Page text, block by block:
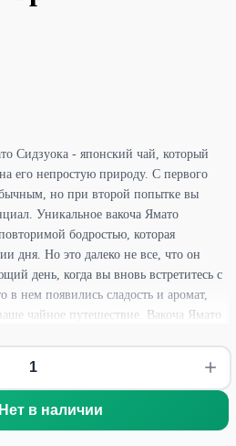
Сидзуока - японский чай, который
его непростую природу. С первого
но при второй попытке вы
Уникальное вакоча Ямато
бодростью, которая
дня. Но это далеко не все, что он
день, когда вы вновь встретитесь с
нем появились сладость и аромат,
чайное путешествие. Вакоча Ямато
способностью раскрываться с
сможете насладиться его
новые грани его вкуса. С каждым
вам новые открытия и
первую встречу, Вакоча
Нет в наличии